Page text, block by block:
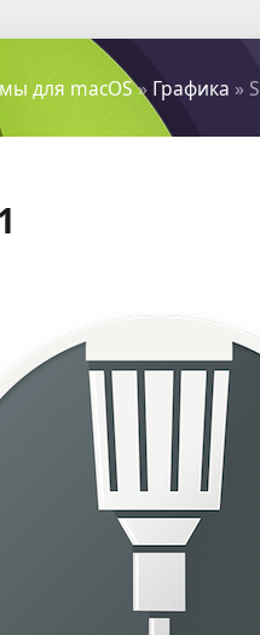
для macOS» Графика »